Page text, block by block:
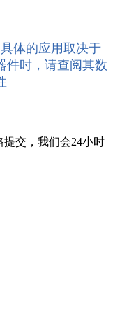
体的应用取决于
件时，请查阅其数
交，我们会24小时